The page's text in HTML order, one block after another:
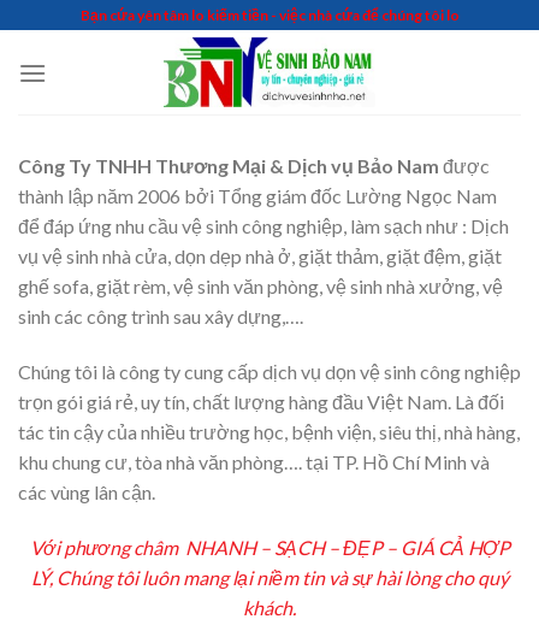
content
Bạn cứa yên tâm lo kiếm tiền - việc nhà cứa để chúng tôi lo
Công Ty TNHH Thương Mại & Dịch vụ Bảo Nam được
thành lập năm 2006 bởi Tổng giám đốc Lường Ngọc Nam
để đáp ứng nhu cầu vệ sinh công nghiệp, làm sạch như : Dịch
vụ vệ sinh nhà cửa, dọn dẹp nhà ở, giặt thảm, giặt đệm, giặt
ghế sofa, giặt rèm, vệ sinh văn phòng, vệ sinh nhà xưởng, vệ
sinh các công trình sau xây dựng,….
Chúng tôi là công ty cung cấp dịch vụ dọn vệ sinh công nghiệp
trọn gói giá rẻ, uy tín, chất lượng hàng đầu Việt Nam. Là đối
tác tin cậy của nhiều trường học, bệnh viện, siêu thị, nhà hàng,
khu chung cư, tòa nhà văn phòng…. tại TP. Hồ Chí Minh và
các vùng lân cận.
Với phương châm NHANH – SẠCH – ĐẸP – GIÁ CẢ HỢP
LÝ, Chúng tôi luôn mang lại niềm tin và sự hài lòng cho quý
khách.